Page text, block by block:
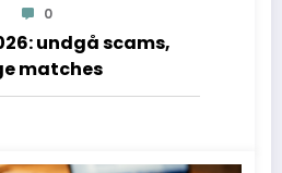
0
undgå scams,
matches